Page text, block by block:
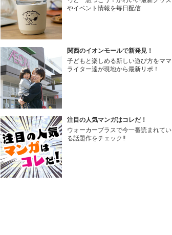
やイベント情報を毎日配信
関西のイオンモールで新発見！
子どもと楽しめる新しい遊び方をママ
ライター達が現地から最新リポ！
注目の人気マンガはコレだ！
ウォーカープラスで今一番読まれてい
る話題作をチェック!!